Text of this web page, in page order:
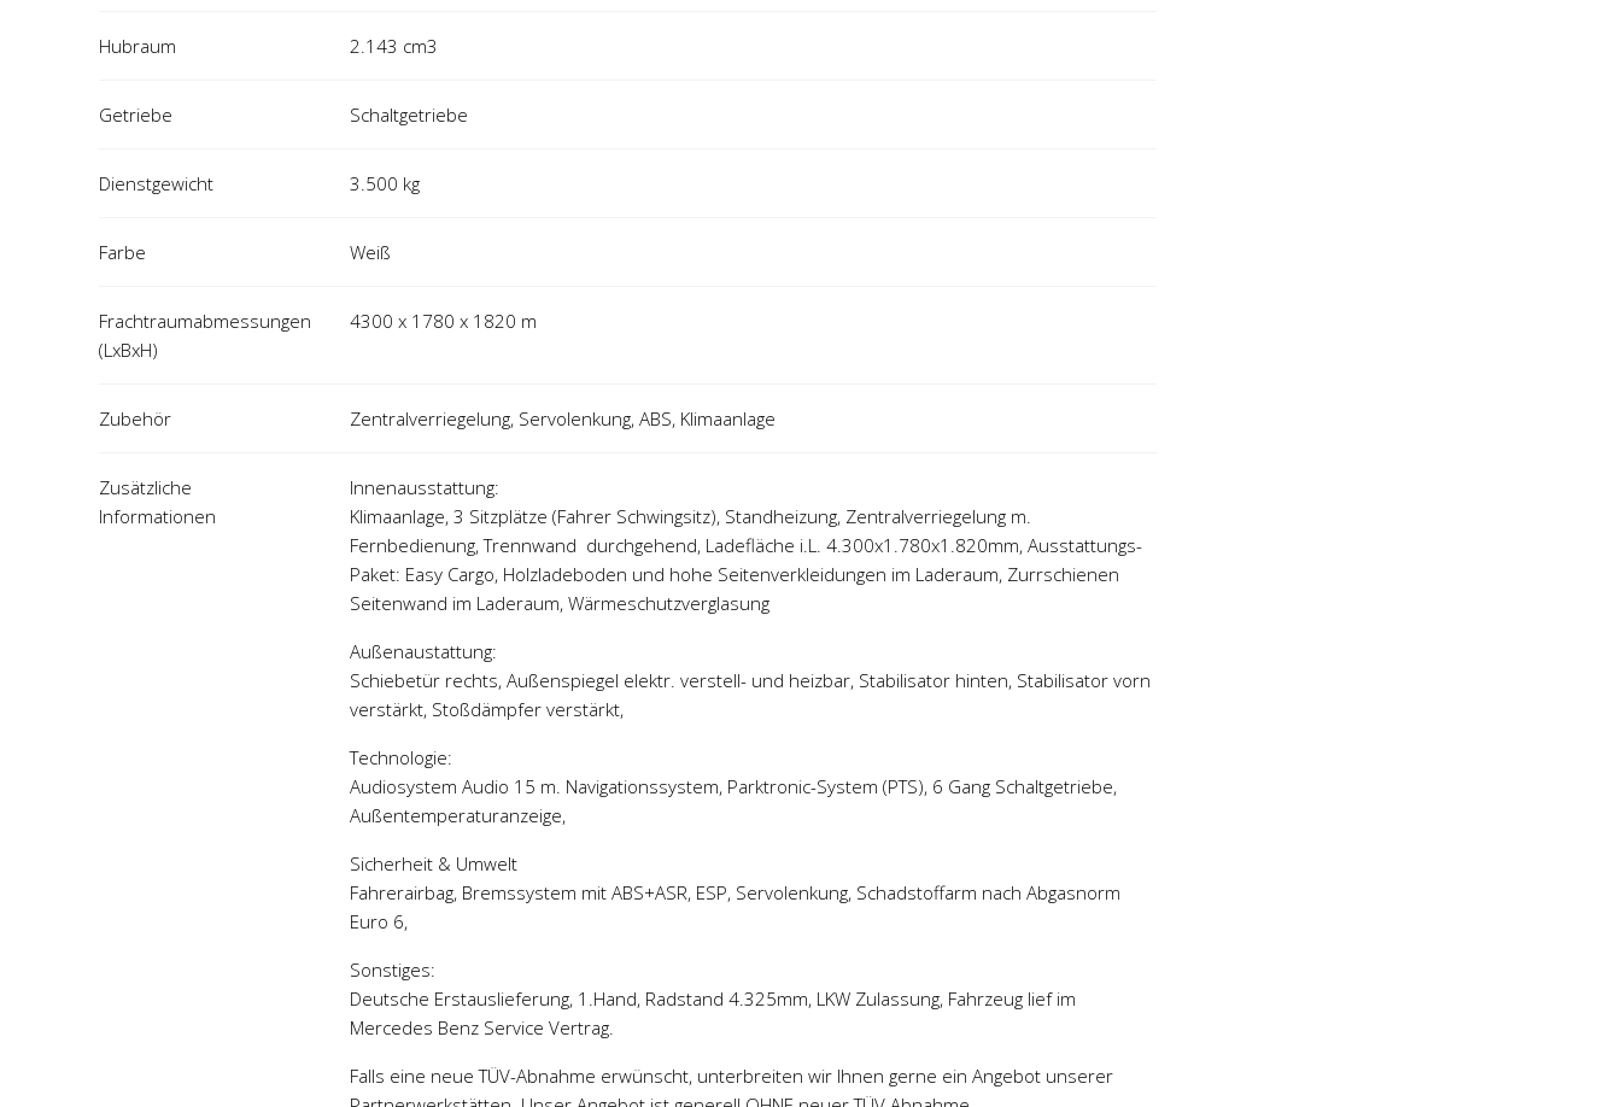
Hubraum 2.143 cm3
Getriebe Schaltgetriebe
Dienstgewicht 3.500 kg
Farbe Weiß
Frachtraumabmessungen
(LxBxH)
4300 x 1780 x 1820 m
Zubehör Zentralverriegelung, Servolenkung, ABS, Klimaanlage
Zusätzliche
Informationen
Innenausstattung:
Klimaanlage, 3 Sitzplätze (Fahrer Schwingsitz), Standheizung, Zentralverriegelung m.
Fernbedienung, Trennwand durchgehend, Ladefläche i.L. 4.300x1.780x1.820mm, Ausstattungs-
Paket: Easy Cargo, Holzladeboden und hohe Seitenverkleidungen im Laderaum, Zurrschienen
Seitenwand im Laderaum, Wärmeschutzverglasung
Außenaustattung:
Schiebetür rechts, Außenspiegel elektr. verstell- und heizbar, Stabilisator hinten, Stabilisator vorn
verstärkt, Stoßdämpfer verstärkt,
Technologie:
Audiosystem Audio 15 m. Navigationssystem, Parktronic-System (PTS), 6 Gang Schaltgetriebe,
Außentemperaturanzeige,
Sicherheit & Umwelt
Fahrerairbag, Bremssystem mit ABS+ASR, ESP, Servolenkung, Schadstoffarm nach Abgasnorm
Euro 6,
Sonstiges:
Deutsche Erstauslieferung, 1.Hand, Radstand 4.325mm, LKW Zulassung, Fahrzeug lief im
Mercedes Benz Service Vertrag.
Falls eine neue TÜV-Abnahme erwünscht, unterbreiten wir Ihnen gerne ein Angebot unserer